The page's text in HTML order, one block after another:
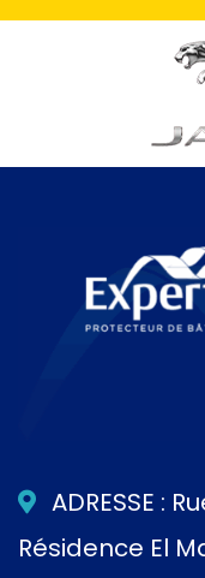
ADRESSE :
Résidence El